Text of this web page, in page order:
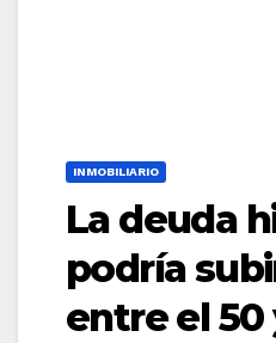
INMOBILIARIO
La deuda
podría
entre el 50